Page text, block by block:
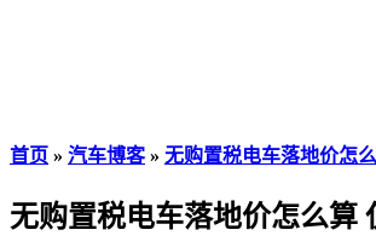
首页 » 汽车博客» 无购置税电车落地价怎
无购置税电车落地价怎么算